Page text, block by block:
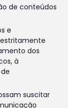
de conteúdos
e
dos
à
suscitar